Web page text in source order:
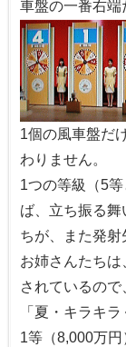
車盤の一番右端
1個の風車盤だ
わりません。
1つの等級（5
ば、立ち振る
ちが、また発射
お姉さんたち
されているので
「夏・キラキ
1等（8,000万円